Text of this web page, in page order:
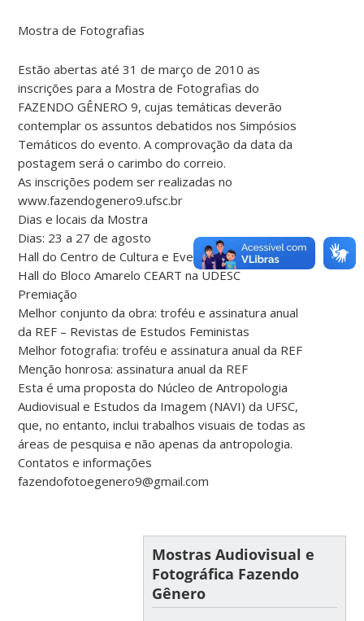
Mostra de Fotografias
Estão abertas até 31 de março de 2010 as
inscrições para a Mostra de Fotografias do
FAZENDO GÊNERO 9, cujas temáticas deverão
contemplar os assuntos debatidos nos Simpósios
Temáticos do evento. A comprovação da data da
postagem será o carimbo do correio.
As inscrições podem ser realizadas no
www.fazendogenero9.ufsc.br
Dias e locais da Mostra
Dias: 23 a 27 de agosto
Hall do Centro de Cultura e Eventos na UFSC
Hall do Bloco Amarelo CEART na UDESC
Premiação
Melhor conjunto da obra: troféu e assinatura anual
da REF – Revistas de Estudos Feministas
Melhor fotografia: troféu e assinatura anual da REF
Menção honrosa: assinatura anual da REF
Esta é uma proposta do Núcleo de Antropologia
Audiovisual e Estudos da Imagem (NAVI) da UFSC,
que, no entanto, inclui trabalhos visuais de todas as
áreas de pesquisa e não apenas da antropologia.
Contatos e informações
fazendofotoegenero9@gmail.com
Mostras Audiovisual e
Fotográfica Fazendo
Gênero